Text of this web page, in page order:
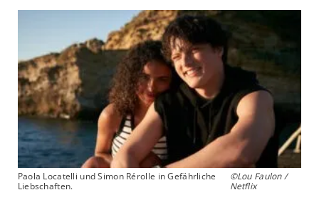
Paola Locatelli und Simon Rérolle in Gefährliche
Liebschaften.
©Lou Faulon /
Netflix